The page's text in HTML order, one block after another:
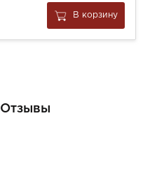
В корзину
Отзывы